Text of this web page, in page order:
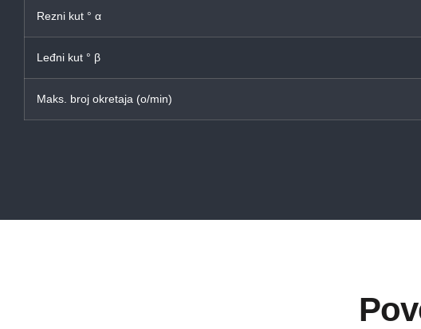
Rezni kut ° α
Leđni kut ° β
Maks. broj okretaja (o/min)